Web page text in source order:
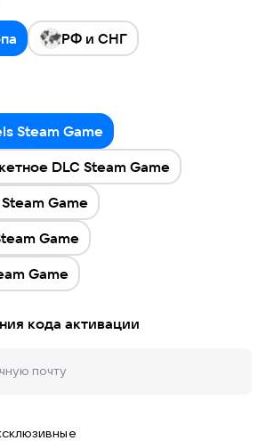
РФ и СНГ
Steam Game
DLC Steam Game
Game
Game
Game
кода активации